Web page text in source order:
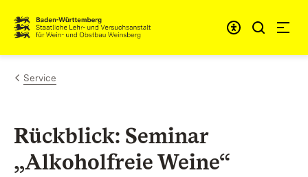
Zum Inhalt springen
Link zur Startseite
Service
Rückblick: Seminar
„Alkoholfreie Weine“